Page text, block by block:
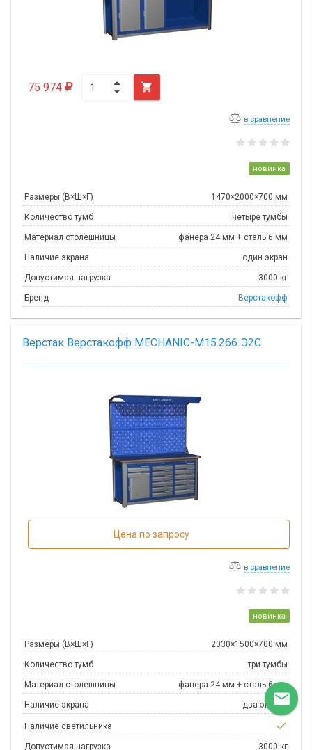
75 974 
в сравнение
новинка
Размеры (В×Ш×Г) 1470×2000×700 мм
Количество тумб четыре тумбы
Материал столешницы фанера 24 мм + сталь 6 мм
Наличие экрана один экран
Допустимая нагрузка 3000 кг
Бренд Верстакофф
Верстак Верстакофф MECHANIC-М15.266 Э2С
Цена по запросу
в сравнение
новинка
Размеры (В×Ш×Г) 2030×1500×700 мм
Количество тумб три тумбы
Материал столешницы фанера 24 мм + сталь 6 мм
Наличие экрана два экрана
Наличие светильника check
Допустимая нагрузка 3000 кг
